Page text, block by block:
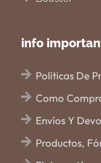
info
Políticas De
Como
Envíos Y
Productos,